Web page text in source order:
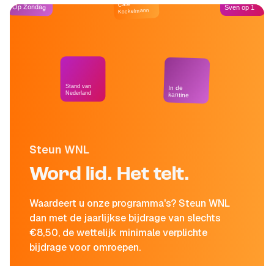
Steun WNL
Word lid. Het telt.
Waardeert u onze programma's? Steun WNL
dan met de jaarlijkse bijdrage van slechts
€8,50, de wettelijk minimale verplichte
bijdrage voor omroepen.
Op Zondag
Stand van
Nederland
Café
Kockelmann
In de
kantine
Sven op 1